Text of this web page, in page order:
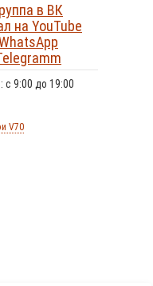
в ВК
на YouTube
с 9:00 до 19:00
V70